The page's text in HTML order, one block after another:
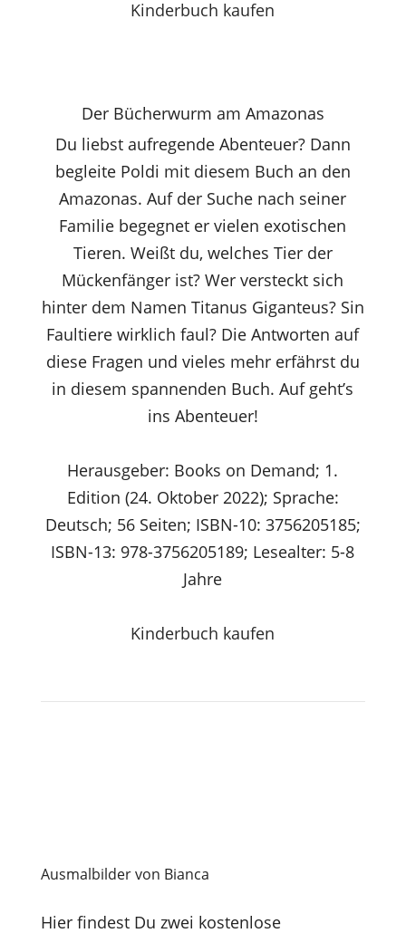
Kinderbuch kaufen
Der Bücherwurm am Amazonas
Du liebst aufregende Abenteuer? Dann
begleite Poldi mit diesem Buch an den
Amazonas. Auf der Suche nach seiner
Familie begegnet er vielen exotischen
Tieren. Weißt du, welches Tier der
Mückenfänger ist? Wer versteckt sich
hinter dem Namen Titanus Giganteus? Sin
Faultiere wirklich faul? Die Antworten auf
diese Fragen und vieles mehr erfährst du
in diesem spannenden Buch. Auf geht’s
ins Abenteuer!
Herausgeber: Books on Demand; 1.
Edition (24. Oktober 2022); Sprache:
Deutsch; 56 Seiten; ISBN-10: 3756205185;
ISBN-13: 978-3756205189; Lesealter: 5-8
Jahre
Kinderbuch kaufen
Ausmalbilder von Bianca
Hier findest Du zwei kostenlose